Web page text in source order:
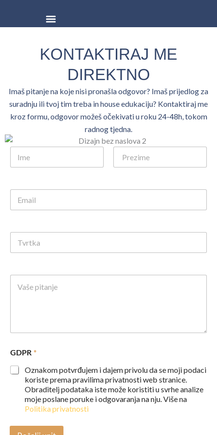
KONTAKTIRAJ ME
DIREKTNO
Imaš pitanje na koje nisi pronašla odgovor? Imaš prijedlog za
suradnju ili tvoj tim treba in house edukaciju? Kontaktiraj me
kroz formu, odgovor možeš očekivati u roku 24-48h, tokom
radnog tjedna.
GDPR *
Oznakom potvrđujem i dajem privolu da se moji podaci
koriste prema pravilima privatnosti web stranice.
Obraditelj podataka iste može koristiti u svrhe analize
moje poslane poruke i odgovaranja na nju. Više na
Politika privatnosti